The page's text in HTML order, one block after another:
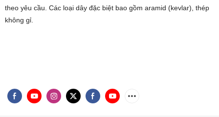
theo yêu cầu. Các loại dây đặc biệt bao gồm aramid (kevlar), thép
không gỉ.